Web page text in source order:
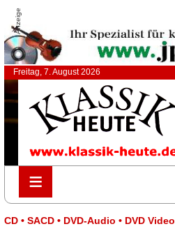
Anzeige
Freitag, 7. August 2026
≡
≡
CD • SACD • DVD-Audio • DVD Video